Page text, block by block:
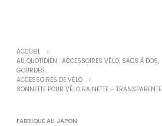
ACCUEIL
AU QUOTIDIEN : ACCESSOIRES VÉLO, SACS À DOS,
GOURDES...
ACCESSOIRES DE VÉLO
SONNETTE POUR VÉLO RAINETTE – TRANSPARENTE
FABRIQUÉ AU JAPON